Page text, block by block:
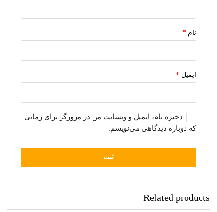
نام *
ایمیل *
ذخیره نام، ایمیل و وبسایت من در مرورگر برای زمانی
که دوباره دیدگاهی می‌نویسم.
Related products